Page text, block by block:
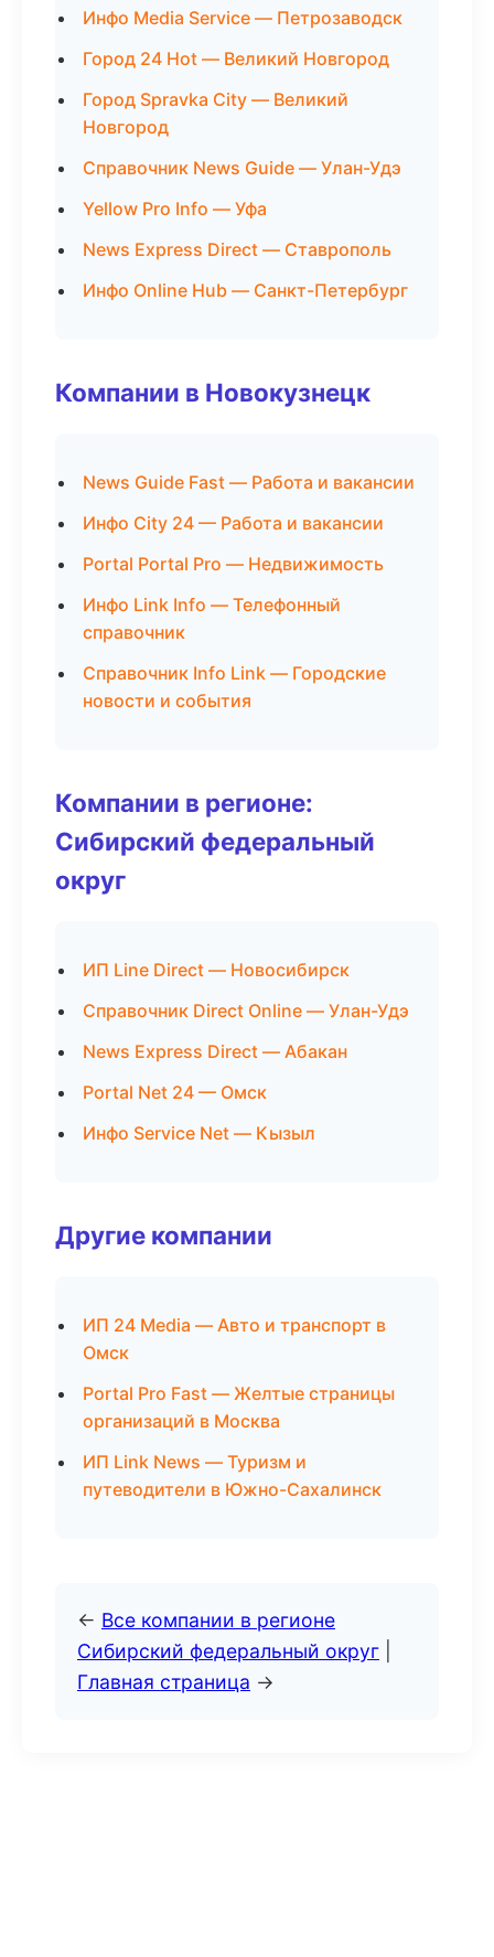
Инфо Media Service — Петрозаводск
Город 24 Hot — Великий Новгород
Город Spravka City — Великий
Новгород
Справочник News Guide — Улан-Удэ
Yellow Pro Info — Уфа
News Express Direct — Ставрополь
Инфо Online Hub — Санкт-Петербург
Компании в Новокузнецк
News Guide Fast — Работа и вакансии
Инфо City 24 — Работа и вакансии
Portal Portal Pro — Недвижимость
Инфо Link Info — Телефонный
справочник
Справочник Info Link — Городские
новости и события
Компании в регионе:
Сибирский федеральный
округ
ИП Line Direct — Новосибирск
Справочник Direct Online — Улан-Удэ
News Express Direct — Абакан
Portal Net 24 — Омск
Инфо Service Net — Кызыл
Другие компании
ИП 24 Media — Авто и транспорт в
Омск
Portal Pro Fast — Желтые страницы
организаций в Москва
ИП Link News — Туризм и
путеводители в Южно-Сахалинск
← Все компании в регионе
Сибирский федеральный округ
Главная страница →